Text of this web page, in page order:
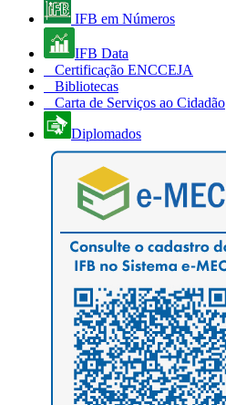
IFB em Números
IFB Data
Certificação ENCCEJA
Bibliotecas
Carta de Serviços ao Cidadão
Diplomados